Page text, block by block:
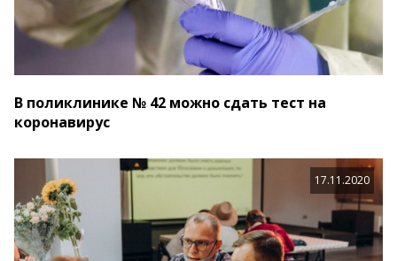
В поликлинике № 42 можно сдать тест на
коронавирус
17.11.2020